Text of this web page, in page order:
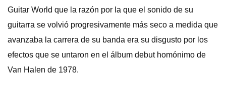
Guitar World que la razón por la que el sonido de su
guitarra se volvió progresivamente más seco a medida que
avanzaba la carrera de su banda era su disgusto por los
efectos que se untaron en el álbum debut homónimo de
Van Halen de 1978.